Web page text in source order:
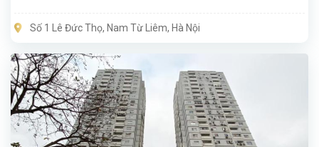
Số 1 Lê Đức Thọ, Nam Từ Liêm, Hà Nội